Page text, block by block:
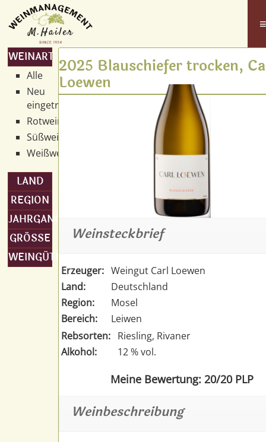
≡
WEINART
Alle
Neu
eingetroffen
Rotwein
Süßwein
Weißwein
LAND
REGION
JAHRGANG
GRÖSSE
WEINGÜTER
2025 Blauschiefer trocken,
Loewen
Weinsteckbrief
Erzeuger: Weingut Carl Loewen
Land:
Deutschland
Region:
Mosel
Bereich:
Leiwen
Rebsorten: Riesling, Rivaner
Alkohol:
12 % vol.
Meine Bewertung: 20/20 PLP
Weinbeschreibung